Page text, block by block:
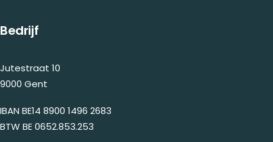
Bedrijf
Jutestraat 10
9000 Gent
IBAN BE14 8900 1496 2683
BTW BE 0652.853.253